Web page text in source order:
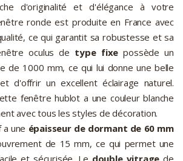
d'originalité et d'élégance à votre
ronde est produite en France avec
ce qui garantit sa robustesse et sa
oculus de type fixe possède un
de 1000 mm, ce qui lui donne une belle
d'offrir un excellent éclairage naturel.
fenêtre hublot a une couleur blanche
avec tous les styles de décoration.
une épaisseur de dormant de 60 mm
de 15 mm, ce qui permet une
et sécurisée. Le double vitrage de